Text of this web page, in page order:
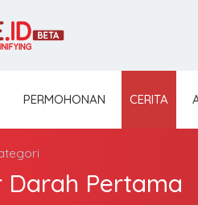
PERMOHONAN CERITA
Darah Pertama